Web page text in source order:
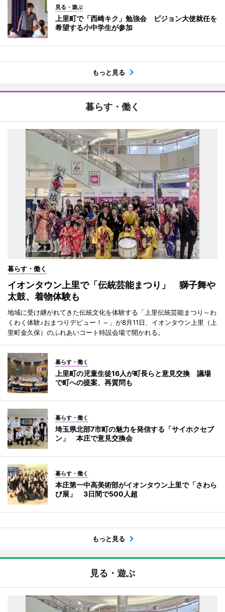
見る・遊ぶ
上里町で「西崎キク」勉強会 ビジョン大使就任を
希望する小中学生が参加
もっと見る
暮らす・働く
暮らす・働く
イオンタウン上里で「伝統芸能まつり」 獅子舞や
太鼓、着物体験も
地域に受け継がれてきた伝統文化を体験する「上里伝統芸能まつり～わ
くわく体験♪おまつりデビュー！～」が8月11日、イオンタウン上里（上
里町金久保）のふれあいコート特設会場で開かれる。
暮らす・働く
上里町の児童生徒16人が町長らと意見交換 議場
で町への提案、再質問も
暮らす・働く
埼玉県北部7市町の魅力を発信する「サイホクセブ
ン」 本庄で意見交換会
暮らす・働く
本庄第一中高美術部がイオンタウン上里で「さわら
び展」 3日間で500人超
もっと見る
見る・遊ぶ